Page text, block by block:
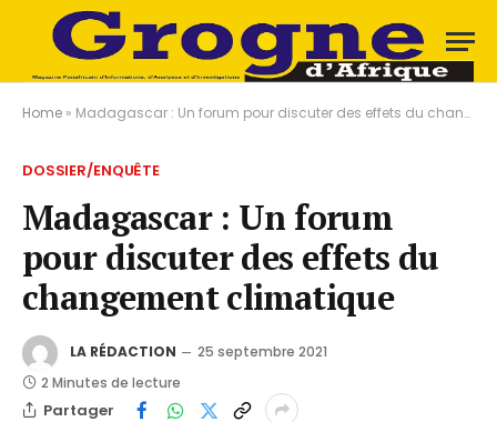
Home » Madagascar : Un forum pour discuter des effets du changement climatique
DOSSIER/ENQUÊTE
Madagascar : Un forum
pour discuter des effets du
changement climatique
LA RÉDACTION
25 septembre 2021
2 Minutes de lecture
Partager